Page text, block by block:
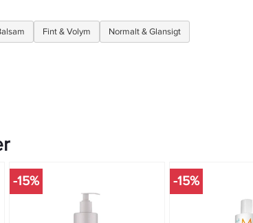
Fint & Volym Normalt & Glansigt
-15% -15%